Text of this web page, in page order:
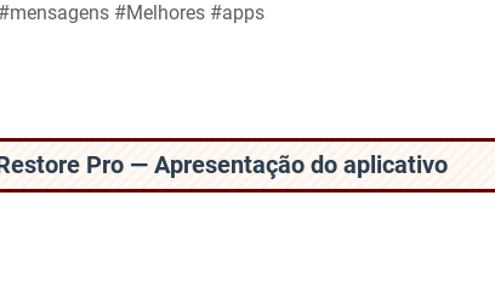
#Melhores #apps
Pro — Apresentação do aplicativo